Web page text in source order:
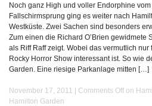
Noch ganz High und voller Endorphine vom
Fallschirmsprung ging es weiter nach
Westküste. Zwei Sachen sind besonders
Zum einen die Richard O’Brien gewidmete
als Riff Raff zeigt. Wobei das vermutlich nur
Rocky Horror Show interessant ist. So wie
Garden. Eine riesige Parkanlage mitten […]
November 17, 2011 | Comments Off on
Hamilton Garden